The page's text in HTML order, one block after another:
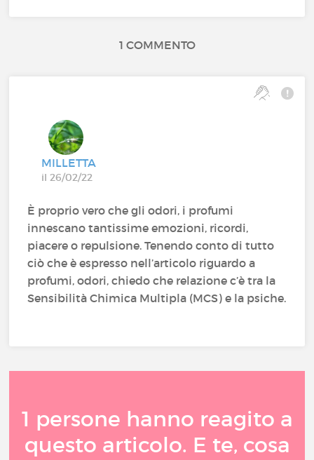
1 COMMENTO
MILLETTA
il 26/02/22
È proprio vero che gli odori, i profumi
innescano tantissime emozioni, ricordi,
piacere o repulsione. Tenendo conto di tutto
ciò che è espresso nell’articolo riguardo a
profumi, odori, chiedo che relazione c’è tra la
Sensibilità Chimica Multipla (MCS) e la psiche.
1 persone hanno reagito a
questo articolo. E te, cosa